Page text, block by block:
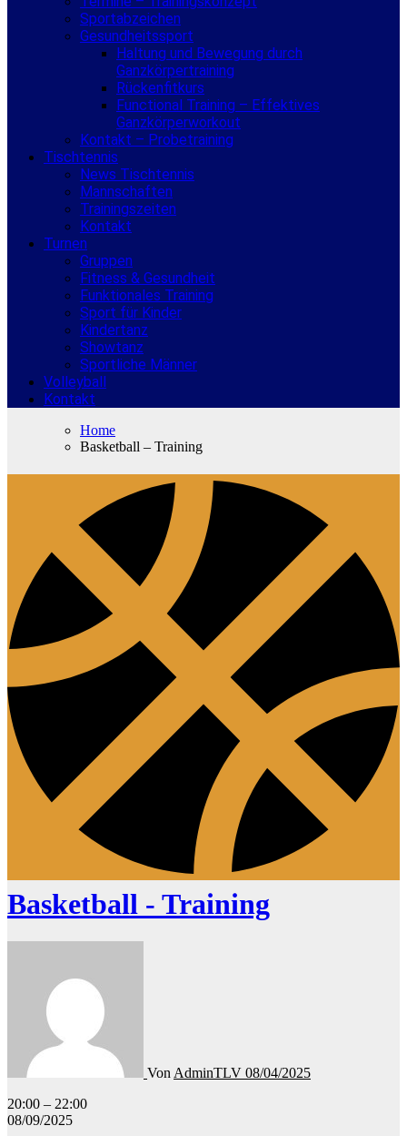
Sportabzeichen
Gesundheitssport
Haltung und Bewegung durch
Ganzkörpertraining
Rückenfitkurs
Functional Training – Effektives
Ganzkörperworkout
Kontakt – Probetraining
Tischtennis
News Tischtennis
Mannschaften
Trainingszeiten
Kontakt
Turnen
Gruppen
Fitness & Gesundheit
Funktionales Training
Sport für Kinder
Kindertanz
Showtanz
Sportliche Männer
Volleyball
Kontakt
Home
Basketball – Training
Basketball - Training
Von AdminTLV 08/04/2025
Basketball
-
20:00 – 22:00
08/09/2025